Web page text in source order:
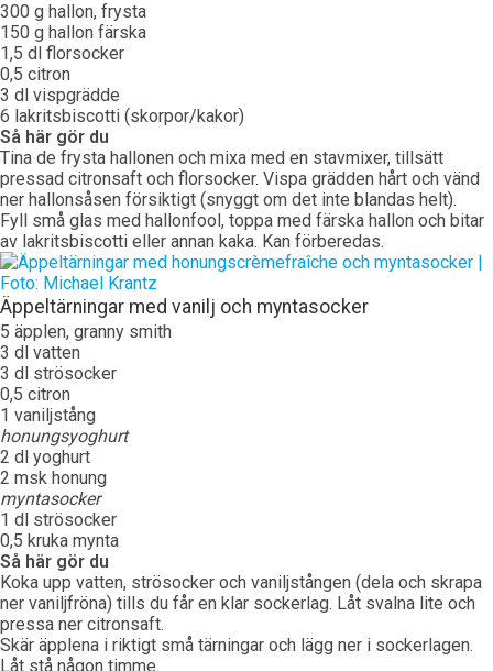
300 g hallon, frysta
150 g hallon färska
1,5 dl florsocker
0,5 citron
3 dl vispgrädde
6 lakritsbiscotti (skorpor/kakor)
Så här gör du
Tina de frysta hallonen och mixa med en stavmixer, tillsätt
pressad citronsaft och florsocker. Vispa grädden hårt och vänd
ner hallonsåsen försiktigt (snyggt om det inte blandas helt).
Fyll små glas med hallonfool, toppa med färska hallon och bitar
av lakritsbiscotti eller annan kaka. Kan förberedas.
Äppeltärningar med vanilj och myntasocker
5 äpplen, granny smith
3 dl vatten
3 dl strösocker
0,5 citron
1 vaniljstång
honungsyoghurt
2 dl yoghurt
2 msk honung
myntasocker
1 dl strösocker
0,5 kruka mynta
Så här gör du
Koka upp vatten, strösocker och vaniljstången (dela och skrapa
ner vaniljfröna) tills du får en klar sockerlag. Låt svalna lite och
pressa ner citronsaft.
Skär äpplena i riktigt små tärningar och lägg ner i sockerlagen.
Låt stå någon timme.